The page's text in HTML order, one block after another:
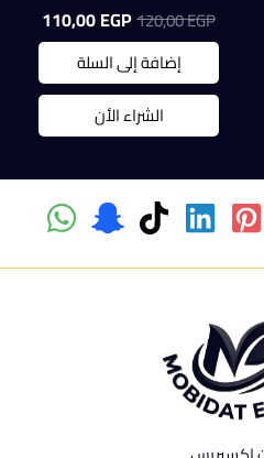
120,00EGP السعر
الأصلي
هو:
120,00 EGP.
110,00EGP
EGP.
إضافة إلى السلة
الشراء الأن